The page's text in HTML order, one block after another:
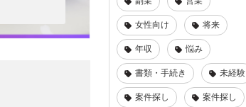
女性向け 将来
年収 悩み
書類・手続き 未経験
案件探し 案件探し